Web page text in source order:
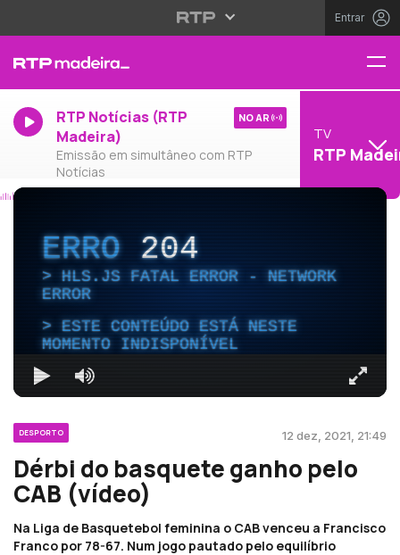
Entrar
RTP Notícias (RTP
Madeira)
Emissão em simultâneo com RTP
Notícias
NO AR
TV
RTP
ERRO204
HLS.JS FATAL ERROR - NETWORK
ERROR
ESTE CONTEÚDO ESTÁ NESTE
MOMENTO INDISPONÍVEL
DESPORTO 12 dez, 2021, 21:49
Dérbi do basquete ganho pelo
CAB (vídeo)
Na Liga de Basquetebol feminina o CAB venceu a Francisco
Franco por 78-67. Num jogo pautado pelo equilíbrio